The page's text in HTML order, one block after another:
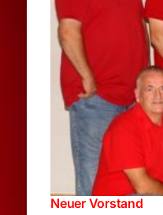
Neuer Vorstand